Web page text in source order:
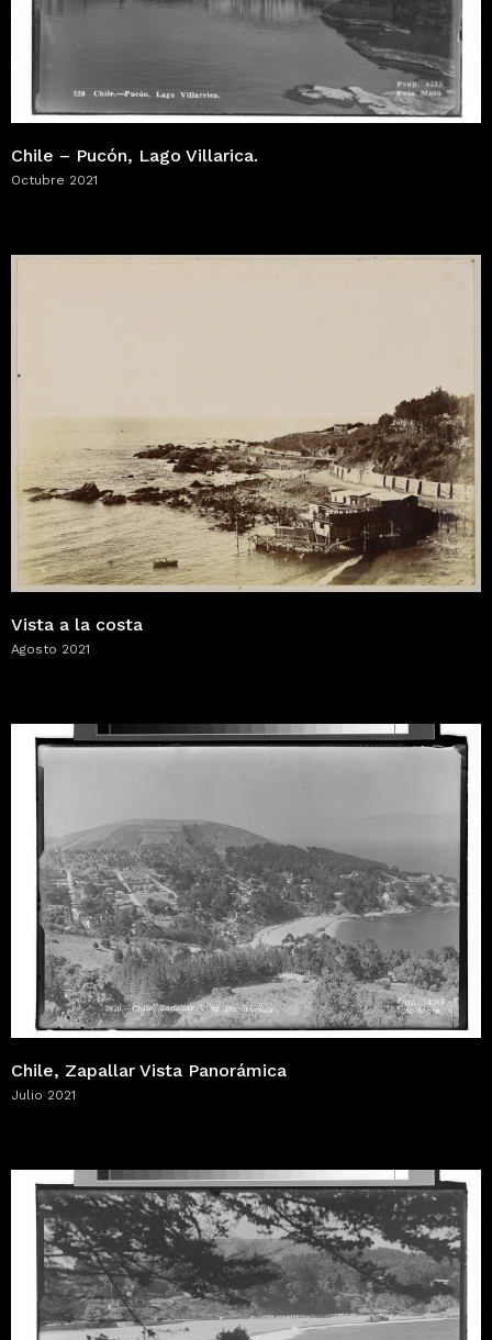
Chile – Pucón, Lago Villarica.
Octubre 2021
Vista a la costa
Agosto 2021
Chile, Zapallar Vista Panorámica
Julio 2021